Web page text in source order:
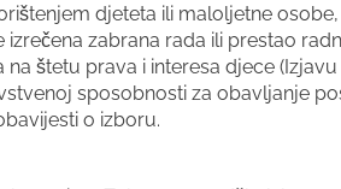
djeteta ili maloljetne
izrečena zabrana rada ili prestao
na štetu prava i interesa djece
sposobnosti za obavljanje
o izboru.